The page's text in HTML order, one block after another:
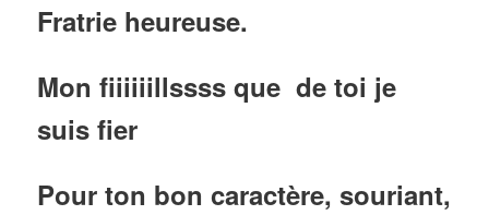
Fratrie heureuse.
Mon fiiiiiillssss que de toi je
suis fier
Pour ton bon caractère, souriant,